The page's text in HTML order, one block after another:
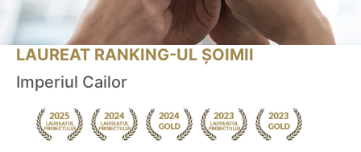
LAUREAT RANKING-UL ȘOIMII
Imperiul Cailor